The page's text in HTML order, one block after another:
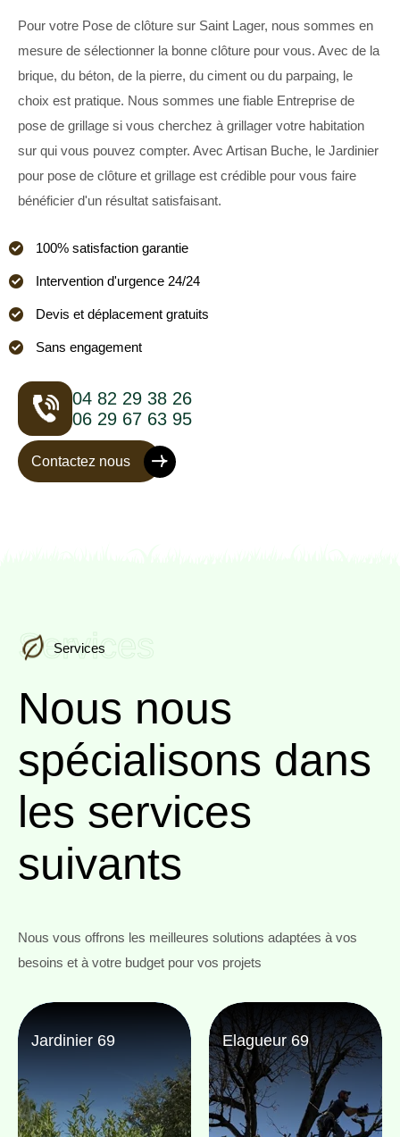
Pour votre Pose de clôture sur Saint Lager, nous sommes en
mesure de sélectionner la bonne clôture pour vous. Avec de la
brique, du béton, de la pierre, du ciment ou du parpaing, le
choix est pratique. Nous sommes une fiable Entreprise de
pose de grillage si vous cherchez à grillager votre habitation
sur qui vous pouvez compter. Avec Artisan Buche, le Jardinier
pour pose de clôture et grillage est crédible pour vous faire
bénéficier d'un résultat satisfaisant.
100% satisfaction garantie
Intervention d'urgence 24/24
Devis et déplacement gratuits
Sans engagement
04 82 29 38 26
06 29 67 63 95
Contactez nous
Services
Services
Nous nous
spécialisons dans
les services
suivants
Nous vous offrons les meilleures solutions adaptées à vos
besoins et à votre budget pour vos projets
Jardinier 69 Elagueur 69